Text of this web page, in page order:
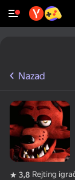
Nazad
3,8 Rejting